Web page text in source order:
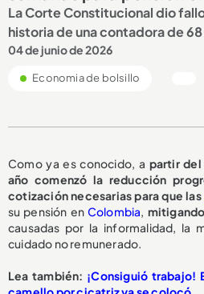
La Corte Constitucional dio
historia de una contadora de 68
04 de junio de 2026
Economia de bolsillo
Como ya es conocido, a partir del
año comenzó la reducción
cotización necesarias para que las
su pensión en Colombia,
causadas por la informalidad, la
cuidado no remunerado.
Lea también: ¡Consiguió trabajo!